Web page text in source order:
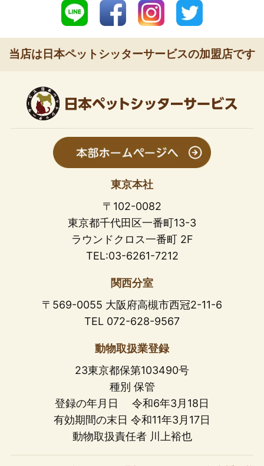
当店は日本ペットシッターサービスの加盟店です
東京本社
〒102-0082
東京都千代田区一番町13-3
ラウンドクロス一番町 2F
TEL:03-6261-7212
関西分室
〒569-0055 大阪府高槻市西冠2-11-6
TEL 072-628-9567
動物取扱業登録
23東京都保第103490号
種別 保管
登録の年月日 令和6年3月18日
有効期間の末日 令和11年3月17日
動物取扱責任者 川上裕也